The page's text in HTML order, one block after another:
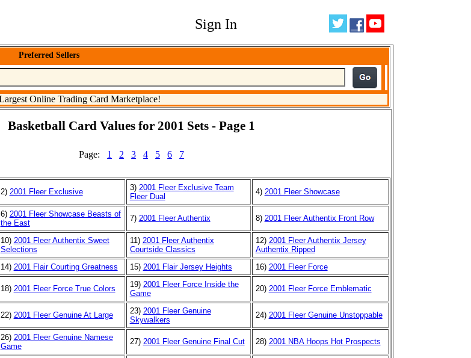
Sign In
Preferred Sellers
Basketball Card Values for 2001 Sets - Page 1
Page: 1 2 3 4 5 6 7
2) 2001 Fleer Exclusive 3) 2001 Fleer Exclusive Team
Fleer Dual
4) 2001 Fleer Showcase
6) 2001 Fleer Showcase Beasts of
the East
7) 2001 Fleer Authentix 8) 2001 Fleer Authentix Front Row
10) 2001 Fleer Authentix Sweet
Selections
11) 2001 Fleer Authentix
Courtside Classics
12) 2001 Fleer Authentix Jersey
Authentix Ripped
14) 2001 Flair Courting Greatness 15) 2001 Flair Jersey Heights 16) 2001 Fleer Force
18) 2001 Fleer Force True Colors 19) 2001 Fleer Force Inside the
Game
20) 2001 Fleer Force Emblematic
22) 2001 Fleer Genuine At Large 23) 2001 Fleer Genuine
Skywalkers
24) 2001 Fleer Genuine Unstoppable
26) 2001 Fleer Genuine Namese
Game
27) 2001 Fleer Genuine Final Cut 28) 2001 NBA Hoops Hot Prospects